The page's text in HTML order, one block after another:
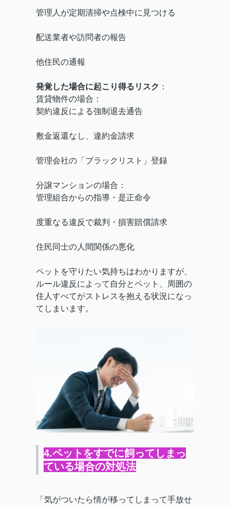
管理人が定期清掃や点検中に見つける
配送業者や訪問者の報告
他住民の通報
発覚した場合に起こり得るリスク ：
賃貸物件の場合：
契約違反による強制退去通告
敷金返還なし、違約金請求
管理会社の「ブラックリスト」登録
分譲マンションの場合：
管理組合からの指導・是正命令
度重なる違反で裁判・損害賠償請求
住民同士の人間関係の悪化
ペットを守りたい気持ちはわかりますが、
ルール違反によって自分とペット、周囲の
住人すべてがストレスを抱える状況になっ
てしまいます。
4.ペットをすでに飼ってしまっ
ている場合の対処法
「気がついたら情が移ってしまって手放せ